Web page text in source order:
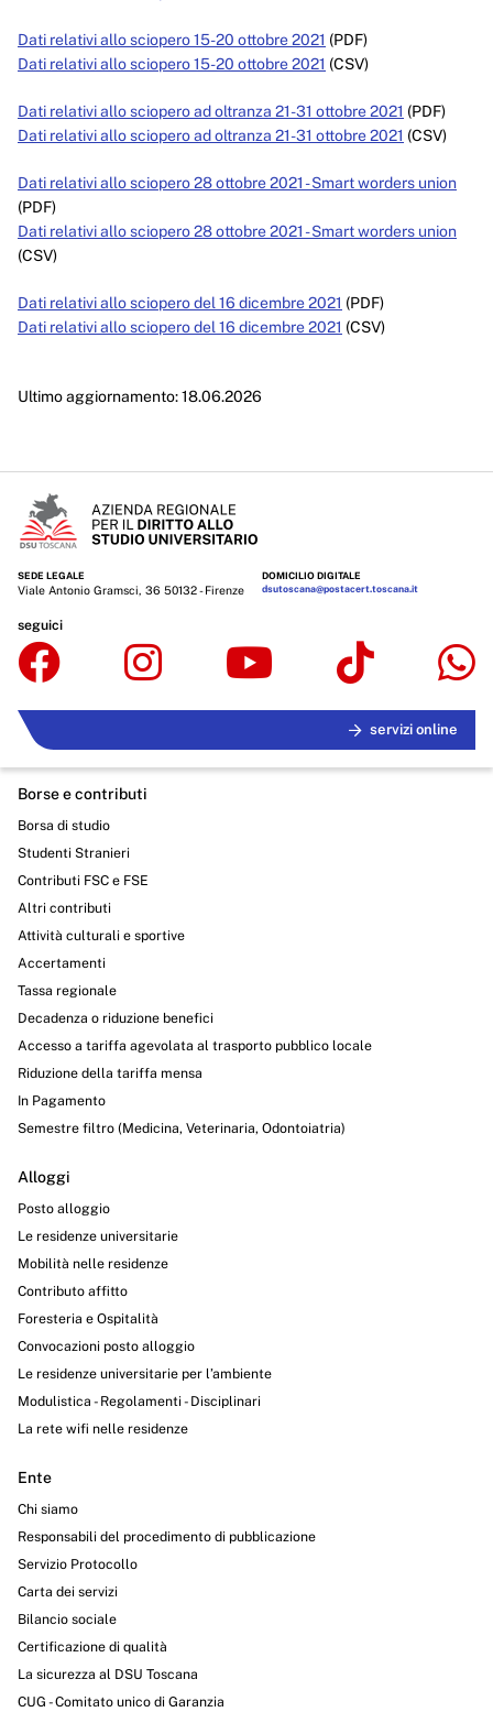
Dati relativi allo sciopero 15-20 ottobre 2021 (PDF)
Dati relativi allo sciopero 15-20 ottobre 2021 (CSV)
Dati relativi allo sciopero ad oltranza 21-31 ottobre 2021 (PDF)
Dati relativi allo sciopero ad oltranza 21-31 ottobre 2021 (CSV)
Dati relativi allo sciopero 28 ottobre 2021 - Smart worders union
(PDF)
Dati relativi allo sciopero 28 ottobre 2021 - Smart worders union
(CSV)
Dati relativi allo sciopero del 16 dicembre 2021 (PDF)
Dati relativi allo sciopero del 16 dicembre 2021 (CSV)
Ultimo aggiornamento: 18.06.2026
SEDE LEGALE
Viale Antonio Gramsci, 36 50132 - Firenze
DOMICILIO DIGITALE
dsutoscana@postacert.toscana.it
seguici
servizi online
Borse e contributi
Borsa di studio
Studenti Stranieri
Contributi FSC e FSE
Altri contributi
Attività culturali e sportive
Accertamenti
Tassa regionale
Decadenza o riduzione benefici
Accesso a tariffa agevolata al trasporto pubblico locale
Riduzione della tariffa mensa
In Pagamento
Semestre filtro (Medicina, Veterinaria, Odontoiatria)
Alloggi
Posto alloggio
Le residenze universitarie
Mobilità nelle residenze
Contributo affitto
Foresteria e Ospitalità
Convocazioni posto alloggio
Le residenze universitarie per l’ambiente
Modulistica - Regolamenti - Disciplinari
La rete wifi nelle residenze
Ente
Chi siamo
Responsabili del procedimento di pubblicazione
Servizio Protocollo
Carta dei servizi
Bilancio sociale
Certificazione di qualità
La sicurezza al DSU Toscana
CUG - Comitato unico di Garanzia